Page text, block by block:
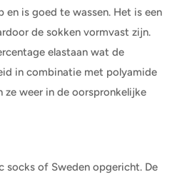
is goed te wassen. Het is een
de sokken vormvast zijn.
elastaan wat de
in combinatie met polyamide
ze weer in de oorspronkelijke
socks of Sweden opgericht. De